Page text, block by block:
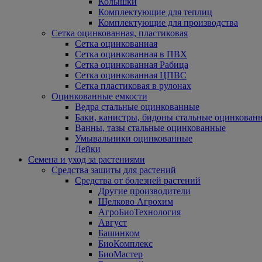
Комплектующие для теплиц
Комплектующие для производства
Сетка оцинкованная, пластиковая
Сетка оцинкованная
Сетка оцинкованная в ПВХ
Сетка оцинкованная Рабица
Сетка оцинкованная ЦПВС
Сетка пластиковая в рулонах
Оцинкованные емкости
Ведра стальные оцинкованные
Баки, канистры, бидоны стальные
Ванны, тазы стальные оцинкованные
Умывальники оцинкованные
Лейки
Семена и уход за растениями
Средства защиты для растений
Средства от болезней растений
Другие производители
Щелково Агрохим
АгроБиоТехнология
Август
Башинком
БиоКомплекс
БиоМастер